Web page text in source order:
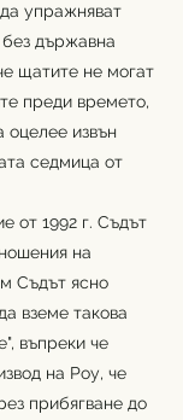
упражняват
държавна
щатите не могат
преди времето,
оцелее извън
седмица от
от 1992 г. Съдът
на
Съдът ясно
вземе такова
въпреки че
на Роу, че
прибягване до